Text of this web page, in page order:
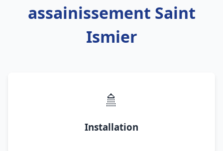
assainissement Saint
Ismier
🚿
Installation